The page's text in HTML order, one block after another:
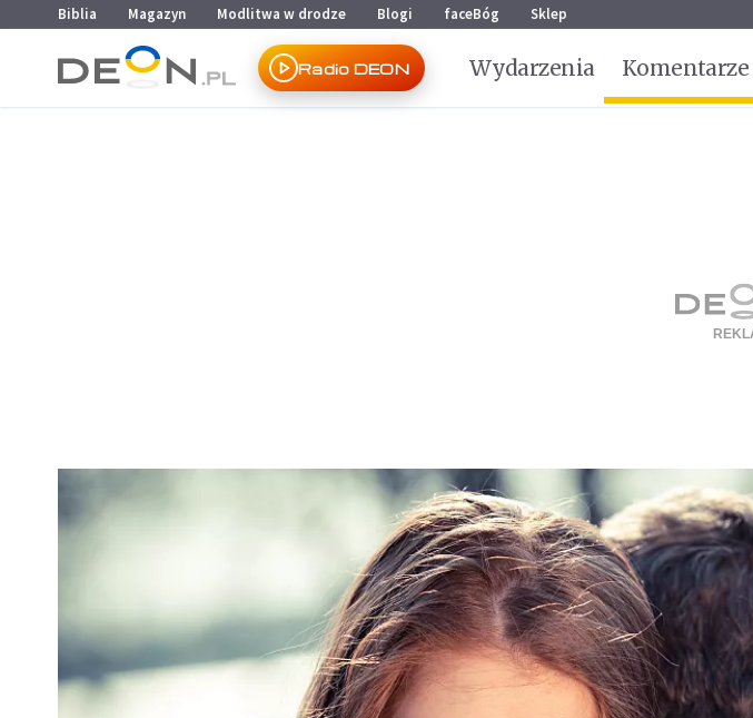
Przejdź do menu głównego
Przejdź do treści
Biblia Magazyn Modlitwa w drodze Blogi faceBóg Sklep
Radio DEON Wydarzenia Komentarze